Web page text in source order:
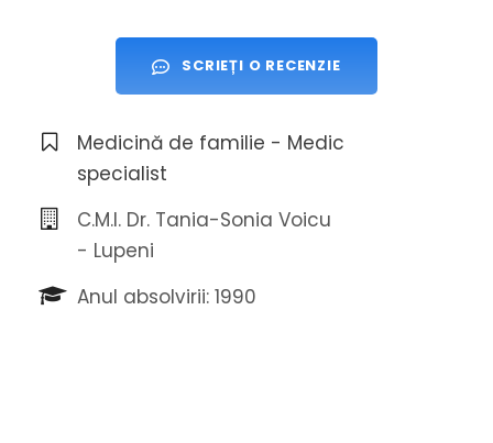
SCRIEȚI O RECENZIE
Medicină de familie - Medic
specialist
C.M.I. Dr. Tania-Sonia Voicu
- Lupeni
Anul absolvirii: 1990